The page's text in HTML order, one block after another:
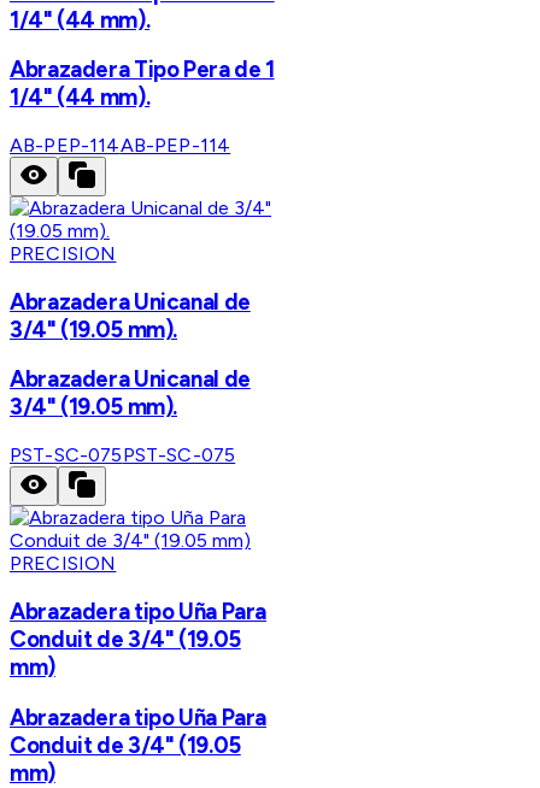
1/4" (44 mm).
Abrazadera Tipo Pera de 1
1/4" (44 mm).
AB-PEP-114AB-PEP-114
PRECISION
Abrazadera Unicanal de
3/4" (19.05 mm).
Abrazadera Unicanal de
3/4" (19.05 mm).
PST-SC-075PST-SC-075
PRECISION
Abrazadera tipo Uña Para
Conduit de 3/4" (19.05
mm)
Abrazadera tipo Uña Para
Conduit de 3/4" (19.05
mm)